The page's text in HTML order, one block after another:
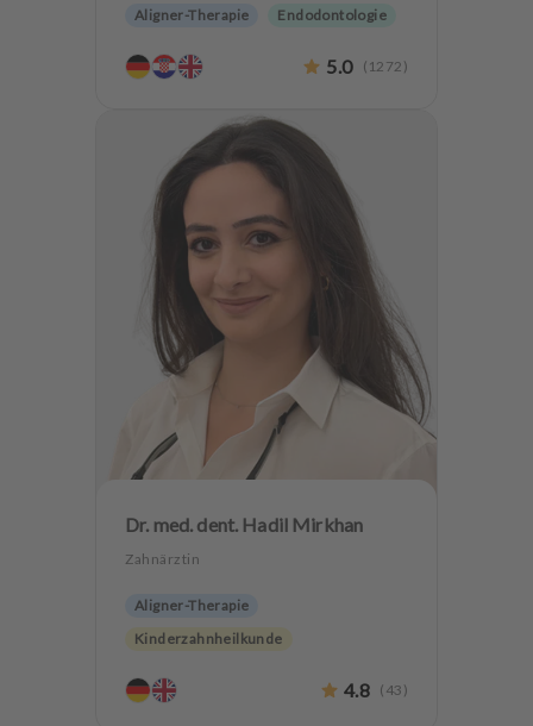
Aligner-Therapie
Endodontologie
Ästhetische Zahnheilkunde
Hochwertiger Zahnersatz
Angstpatienten
5.0 ( 1272 )
Dr. med. dent. Hadil Mirkhan
Zahnärztin
Aligner-Therapie
Kinderzahnheilkunde
Ästhetische Zahnheilkunde
4.8 ( 43 )